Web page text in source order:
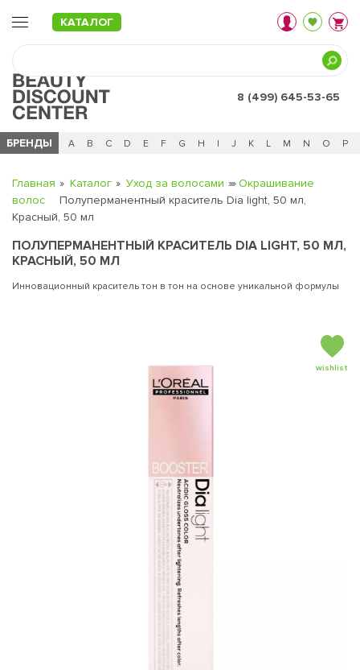
КАТАЛОГ
8 (499) 645-53-65
БРЕНДЫ
Ч 0 - 9 A B C D E F G H I J K L M N O P
Главная Каталог Уход за волосами
Окрашивание
волос
Полуперманентный краситель Dia light, 50 мл,
Красный, 50 мл
ПОЛУПЕРМАНЕНТНЫЙ КРАСИТЕЛЬ DIA LIGHT, 50 МЛ,
КРАСНЫЙ, 50 МЛ
Инновационный краситель тон в тон на основе уникальной формулы
wishlist